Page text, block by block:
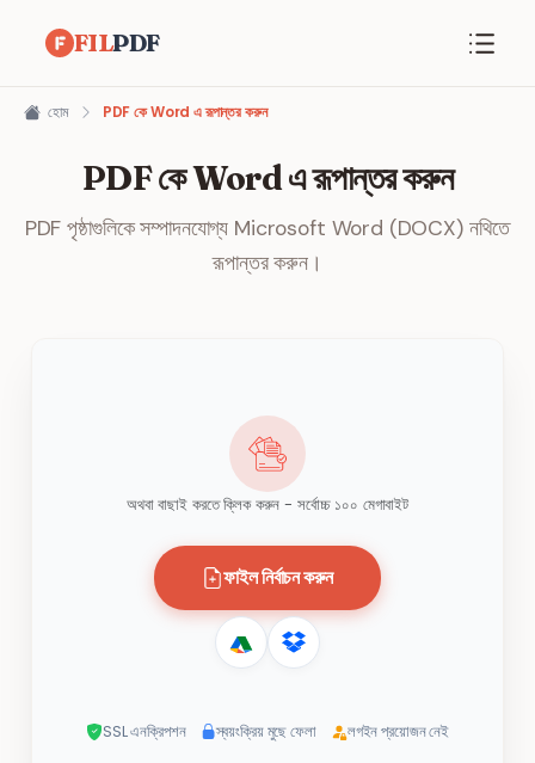
FILPDF
হোম PDF কে Word এ রূপান্তর করুন
PDF কে Word এ রূপান্তর করুন
PDF পৃষ্ঠাগুলিকে সম্পাদনযোগ্য Microsoft Word (DOCX) নথিতে
রূপান্তর করুন।
অথবা বাছাই করতে ক্লিক করুন - সর্বোচ্চ ১০০ মেগাবাইট
ফাইল নির্বাচন করুন
SSL এনক্রিপশন স্বয়ংক্রিয় মুছে ফেলা লগইন প্রয়োজন নেই